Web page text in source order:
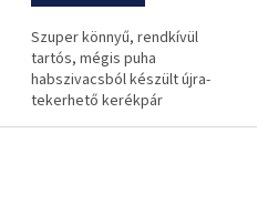
Szuper könnyű, rendkívül
tartós, mégis puha
habszivacsból készült újra-
tekerhető kerékpár
kormányszalag.